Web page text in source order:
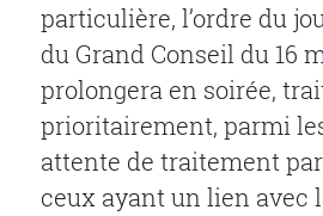
particulière, l’ordre du
du Grand Conseil du 16
prolongera en soirée,
prioritairement, parmi
attente de traitement
ceux ayant un lien avec